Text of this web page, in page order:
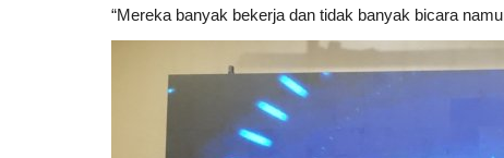
“Mereka banyak bekerja dan tidak banyak bicara